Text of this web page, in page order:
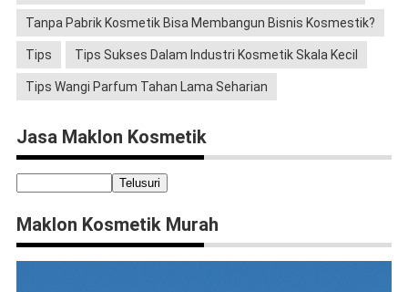
Tanpa Pabrik Kosmetik Bisa Membangun Bisnis Kosmestik?
Tips Tips Sukses Dalam Industri Kosmetik Skala Kecil
Tips Wangi Parfum Tahan Lama Seharian
Jasa Maklon Kosmetik
Maklon Kosmetik Murah